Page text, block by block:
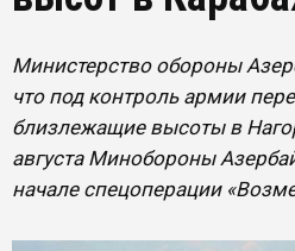
Министерство обороны
что под контроль армии
близлежащие высоты в
августа Минобороны
начале спецоперации